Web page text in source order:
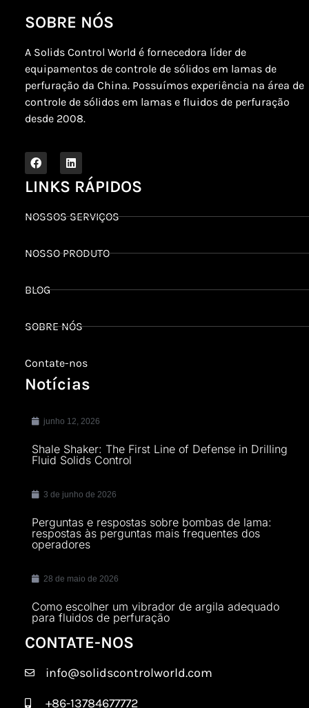
SOBRE NÓS
A Solids Control World é fornecedora líder de
equipamentos de controle de sólidos em lamas de
perfuração da China. Possuímos experiência na área de
controle de sólidos em lamas e fluidos de perfuração
desde 2008.
LINKS RÁPIDOS
NOSSOS SERVIÇOS
NOSSO PRODUTO
BLOG
SOBRE NÓS
Contate-nos
Notícias
junho 12, 2026
Shale Shaker: The First Line of Defense in Drilling
Fluid Solids Control
3 de junho de 2026
Perguntas e respostas sobre bombas de lama:
respostas às perguntas mais frequentes dos
operadores
28 de maio de 2026
Como escolher um vibrador de argila adequado
para fluidos de perfuração
CONTATE-NOS
info@solidscontrolworld.com
+86-13784677772